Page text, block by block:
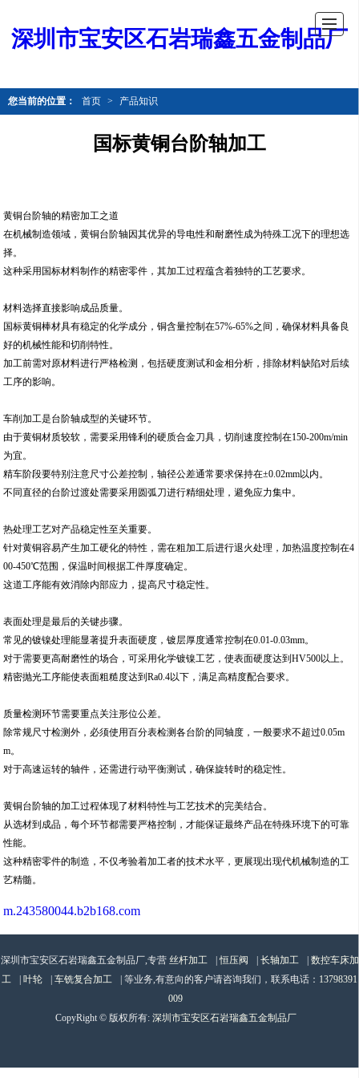
深圳市宝安区石岩瑞鑫五金制品厂
您当前的位置： 首页 > 产品知识
国标黄铜台阶轴加工
黄铜台阶轴的精密加工之道
在机械制造领域，黄铜台阶轴因其优异的导电性和耐磨性成为特殊工况下的理想选
择。
这种采用国标材料制作的精密零件，其加工过程蕴含着独特的工艺要求。
材料选择直接影响成品质量。
国标黄铜棒材具有稳定的化学成分，铜含量控制在57%-65%之间，确保材料具备良
好的机械性能和切削特性。
加工前需对原材料进行严格检测，包括硬度测试和金相分析，排除材料缺陷对后续
工序的影响。
车削加工是台阶轴成型的关键环节。
由于黄铜材质较软，需要采用锋利的硬质合金刀具，切削速度控制在150-200m/min
为宜。
精车阶段要特别注意尺寸公差控制，轴径公差通常要求保持在±0.02mm以内。
不同直径的台阶过渡处需要采用圆弧刀进行精细处理，避免应力集中。
热处理工艺对产品稳定性至关重要。
针对黄铜容易产生加工硬化的特性，需在粗加工后进行退火处理，加热温度控制在4
00-450℃范围，保温时间根据工件厚度确定。
这道工序能有效消除内部应力，提高尺寸稳定性。
表面处理是最后的关键步骤。
常见的镀镍处理能显著提升表面硬度，镀层厚度通常控制在0.01-0.03mm。
对于需要更高耐磨性的场合，可采用化学镀镍工艺，使表面硬度达到HV500以上。
精密抛光工序能使表面粗糙度达到Ra0.4以下，满足高精度配合要求。
质量检测环节需要重点关注形位公差。
除常规尺寸检测外，必须使用百分表检测各台阶的同轴度，一般要求不超过0.05m
m。
对于高速运转的轴件，还需进行动平衡测试，确保旋转时的稳定性。
黄铜台阶轴的加工过程体现了材料特性与工艺技术的完美结合。
从选材到成品，每个环节都需要严格控制，才能保证最终产品在特殊环境下的可靠
性能。
这种精密零件的制造，不仅考验着加工者的技术水平，更展现出现代机械制造的工
艺精髓。
m.243580044.b2b168.com
深圳市宝安区石岩瑞鑫五金制品厂,专营 丝杆加工 |恒压阀 长轴加工
数控车床加
工
叶轮 车铣复合加工 | 等业务,有意向的客户请咨询我们，联系电话： 13798391
009
CopyRight © 版权所有: 深圳市宝安区石岩瑞鑫五金制品厂